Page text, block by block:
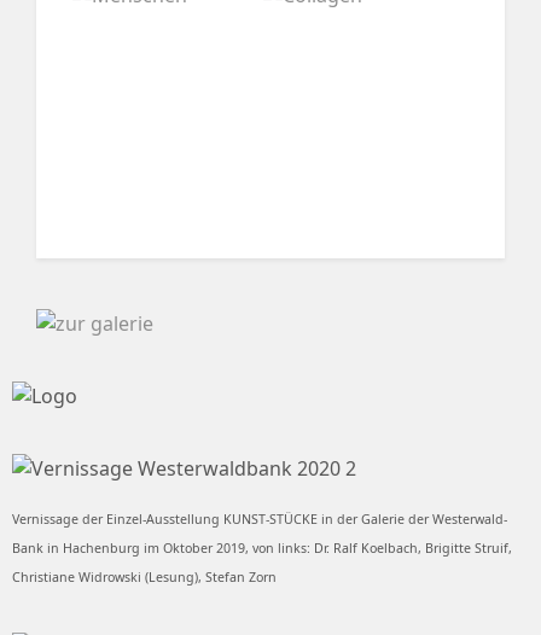
Vernissage der Einzel-Ausstellung KUNST-STÜCKE in der Galerie der Westerwald-
Bank in Hachenburg im Oktober 2019, von links: Dr. Ralf Koelbach, Brigitte Struif,
Christiane Widrowski (Lesung), Stefan Zorn